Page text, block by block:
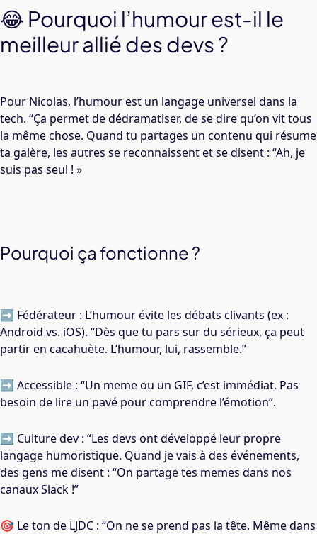
😂 Pourquoi l’humour est-il le
meilleur allié des devs ?
Pour Nicolas, l’humour est un langage universel dans la
tech. “Ça permet de dédramatiser, de se dire qu’on vit tous
la même chose. Quand tu partages un contenu qui résume
ta galère, les autres se reconnaissent et se disent : “Ah, je
suis pas seul ! »
Pourquoi ça fonctionne ?
➡️ Fédérateur : L’humour évite les débats clivants (ex :
Android vs. iOS). “Dès que tu pars sur du sérieux, ça peut
partir en cacahuète. L’humour, lui, rassemble.”
➡️ Accessible : “Un meme ou un GIF, c’est immédiat. Pas
besoin de lire un pavé pour comprendre l’émotion”.
➡️ Culture dev : “Les devs ont développé leur propre
langage humoristique. Quand je vais à des événements,
des gens me disent : “On partage tes memes dans nos
canaux Slack !”
🎯 Le ton de LJDC : “On ne se prend pas la tête. Même dans